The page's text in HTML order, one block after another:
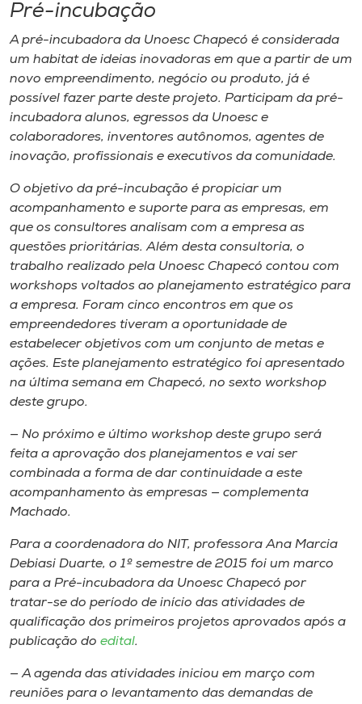
Pré-incubação
A pré-incubadora da Unoesc Chapecó é considerada
um habitat de ideias inovadoras em que a partir de um
novo empreendimento, negócio ou produto, já é
possível fazer parte deste projeto. Participam da pré-
incubadora alunos, egressos da Unoesc e
colaboradores, inventores autônomos, agentes de
inovação, profissionais e executivos da comunidade.
O objetivo da pré-incubação é propiciar um
acompanhamento e suporte para as empresas, em
que os consultores analisam com a empresa as
questões prioritárias. Além desta consultoria, o
trabalho realizado pela Unoesc Chapecó contou com
workshops voltados ao planejamento estratégico para
a empresa. Foram cinco encontros em que os
empreendedores tiveram a oportunidade de
estabelecer objetivos com um conjunto de metas e
ações. Este planejamento estratégico foi apresentado
na última semana em Chapecó, no sexto workshop
deste grupo.
— No próximo e último workshop deste grupo será
feita a aprovação dos planejamentos e vai ser
combinada a forma de dar continuidade a este
acompanhamento às empresas — complementa
Machado.
Para a coordenadora do NIT, professora Ana Marcia
Debiasi Duarte, o 1º semestre de 2015 foi um marco
para a Pré-incubadora da Unoesc Chapecó por
tratar-se do período de início das atividades de
qualificação dos primeiros projetos aprovados após a
publicação do edital.
— A agenda das atividades iniciou em março com
reuniões para o levantamento das demandas de